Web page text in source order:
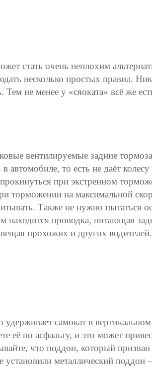
стать очень неплохим
несколько простых правил.
не менее у «сяоката» всё же
вентилируемые задние
то есть не даёт
при экстренном
торможении на максимальной
Также не нужно пытаться
находится проводка, питающая
прохожих и других
самокат в
её по асфальту, и это может
что поддон, который
металлический поддон